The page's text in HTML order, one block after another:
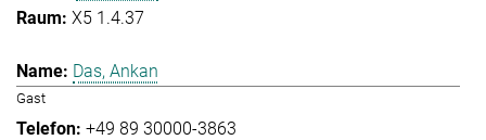
X5 1.4.37
Das, Ankan
Gast
+49 89 30000-3863